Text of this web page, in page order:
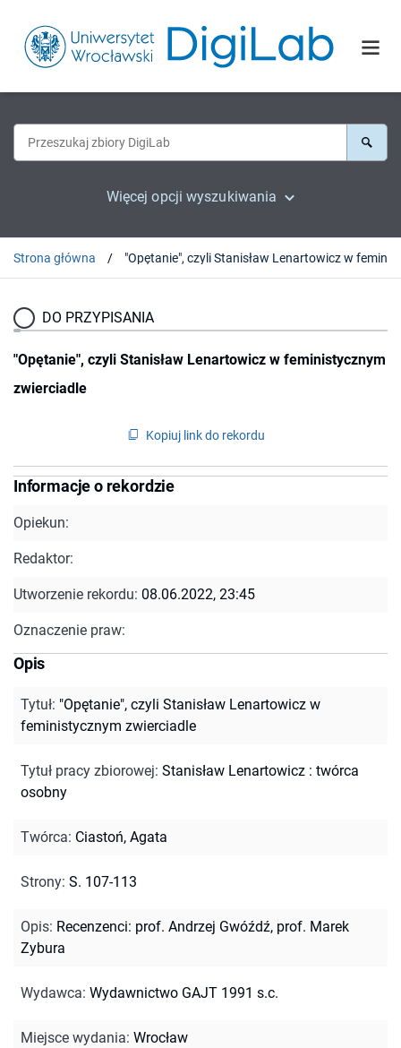
Więcej opcji wyszukiwania
Strona główna
DO PRZYPISANIA
"Opętanie", czyli Stanisław Lenartowicz w feministycznym
zwierciadle
Kopiuj link do rekordu
Informacje o rekordzie
Opiekun:
Redaktor:
Utworzenie rekordu: 08.06.2022, 23:45
Oznaczenie praw:
Opis
Tytuł: "Opętanie", czyli Stanisław Lenartowicz w
feministycznym zwierciadle
Tytuł pracy zbiorowej: Stanisław Lenartowicz : twórca
osobny
Twórca: Ciastoń, Agata
Strony: S. 107-113
Opis: Recenzenci: prof. Andrzej Gwóźdź, prof. Marek
Zybura
Wydawca: Wydawnictwo GAJT 1991 s.c.
Miejsce wydania: Wrocław